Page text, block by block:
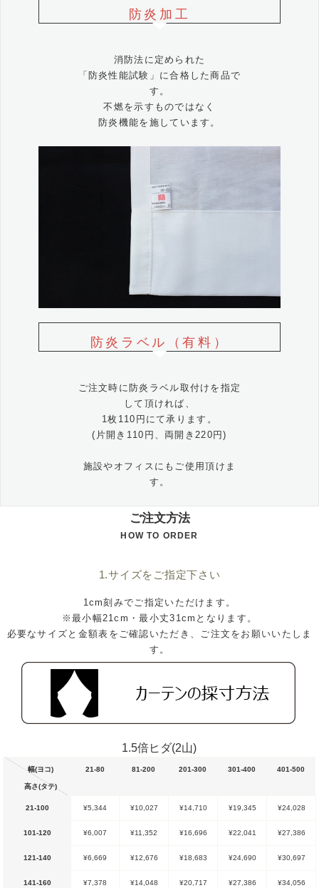
ご注文方法
HOW TO ORDER
1.サイズをご指定下さい
1cm刻みでご指定いただけます。
※最小幅21cm・最小丈31cmとなります。
必要なサイズと金額表をご確認いただき、ご注文をお願いいたしま
す。
1.5倍ヒダ(2山)
幅(ヨコ)
高さ(タテ)
21-80 81-200 201-300 301-400 401-500
21-100 ¥5,344 ¥10,027 ¥14,710 ¥19,345 ¥24,028
101-120 ¥6,007 ¥11,352 ¥16,696 ¥22,041 ¥27,386
121-140 ¥6,669 ¥12,676 ¥18,683 ¥24,690 ¥30,697
141-160 ¥7,378 ¥14,048 ¥20,717 ¥27,386 ¥34,056
防炎加工
消防法に定められた
「防炎性能試験」に合格した商品で
す。
不燃を示すものではなく
防炎機能を施しています。
防炎ラベル（有料）
ご注文時に防炎ラベル取付けを指定
して頂ければ、
1枚110円にて承ります。
(片開き110円、両開き220円)
施設やオフィスにもご使用頂けま
す。